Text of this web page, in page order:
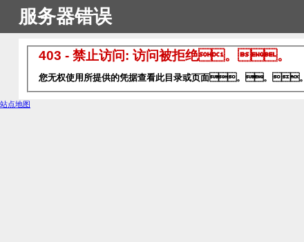
服务器错误
403 - 禁止访问: 访问被拒绝。。
您无权使用所提供的凭据查看此目录或页面。。。
站点地图